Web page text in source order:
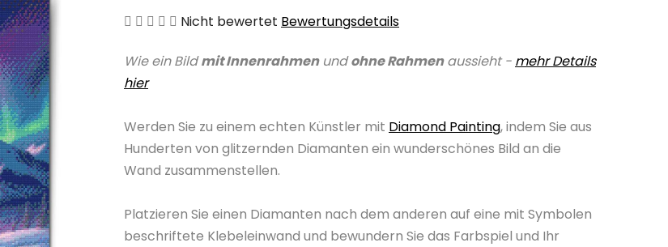
Die
Produktbewertung
von
5
Sternen.
Nicht bewertet Bewertungsdetails
Wie ein Bildmit Innenrahmenundohne Rahmenaussieht - mehr Details
hier
Werden Sie zu einem echten Künstler mit Diamond Painting, indem Sie aus
Hunderten von glitzernden Diamanten ein wunderschönes Bild an die
Wand zusammenstellen.
Platzieren Sie einen Diamanten nach dem anderen auf eine mit Symbolen
beschriftete Klebeleinwand und bewundern Sie das Farbspiel und Ihr